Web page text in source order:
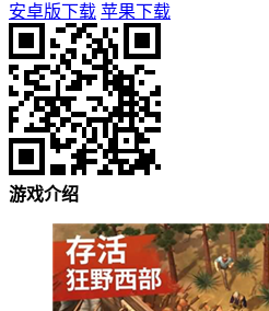
安卓版下载 苹果下载
游戏介绍